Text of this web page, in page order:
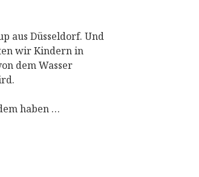
aus Düsseldorf. Und
wir Kindern in
dem Wasser
haben …